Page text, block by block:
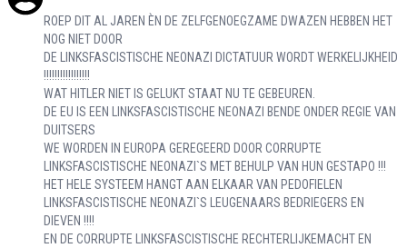
ROEP DIT AL JAREN ÈN DE ZELFGENOEGZAME DWAZEN HEBBEN HET
NOG NIET DOOR
DE LINKSFASCISTISCHE NEONAZI DICTATUUR WORDT WERKELIJKHEID
!!!!!!!!!!!!!!!!!
WAT HITLER NIET IS GELUKT STAAT NU TE GEBEUREN.
DE EU IS EEN LINKSFASCISTISCHE NEONAZI BENDE ONDER REGIE VAN
DUITSERS
WE WORDEN IN EUROPA GEREGEERD DOOR CORRUPTE
LINKSFASCISTISCHE NEONAZI`S MET BEHULP VAN HUN GESTAPO !!!
HET HELE SYSTEEM HANGT AAN ELKAAR VAN PEDOFIELEN
LINKSFASCISTISCHE NEONAZI`S LEUGENAARS BEDRIEGERS EN
DIEVEN !!!!
EN DE CORRUPTE LINKSFASCISTISCHE RECHTERLIJKEMACHT EN